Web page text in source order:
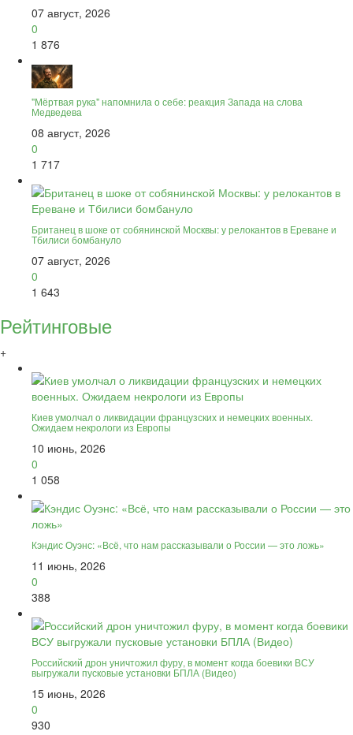
07 август, 2026
0
1 876
"Мёртвая рука" напомнила о себе: реакция Запада на слова
Медведева
08 август, 2026
0
1 717
Британец в шоке от собянинской Москвы: у релокантов в Ереване и
Тбилиси бомбануло
07 август, 2026
0
1 643
Рейтинговые
+
Киев умолчал о ликвидации французских и немецких военных.
Ожидаем некрологи из Европы
10 июнь, 2026
0
1 058
Кэндис Оуэнс: «Всё, что нам рассказывали о России — это ложь»
11 июнь, 2026
0
388
Российский дрон уничтожил фуру, в момент когда боевики ВСУ
выгружали пусковые установки БПЛА (Видео)
15 июнь, 2026
0
930